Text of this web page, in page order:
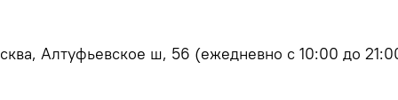
Алтуфьевское ш, 56(ежедневно с 10:00 до